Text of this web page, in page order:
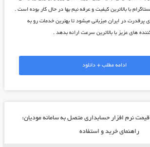
با بالاترین کیفیت و عرفه نیم بها در حال کار بوده است .
در ایران میزبانی میشود تا بهترین خدمات رو به
های عزیز با بالاترین سرعت ارائه بدهد .
ادامه مطلب + دانلود
نرم افزار حسابداری متصل به سامانه مودیان:
راهنمای خرید و استفاده